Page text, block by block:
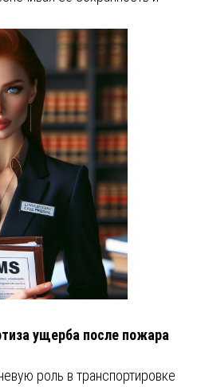
ущерба после пожара
роль в транспортировке